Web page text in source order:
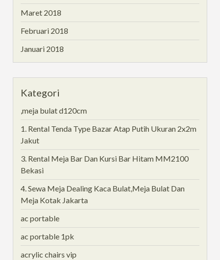
Maret 2018
Februari 2018
Januari 2018
Kategori
,meja bulat d120cm
1. Rental Tenda Type Bazar Atap Putih Ukuran 2x2m
Jakut
3. Rental Meja Bar Dan Kursi Bar Hitam MM2100
Bekasi
4. Sewa Meja Dealing Kaca Bulat,Meja Bulat Dan
Meja Kotak Jakarta
ac portable
ac portable 1pk
acrylic chairs vip